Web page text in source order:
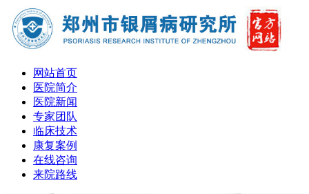
网站首页
医院简介
医院新闻
专家团队
临床技术
康复案例
在线咨询
来院路线